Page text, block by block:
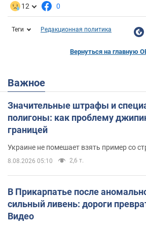
12 0
Теги Редакционная политика
Вернуться на главную
Важное
Значительные штрафы и
полигоны: как проблему
границей
Украине не помешает взять пример со
8.08.2026 05:10 2,6 т.
В Прикарпатье после
сильный ливень: дороги
Видео